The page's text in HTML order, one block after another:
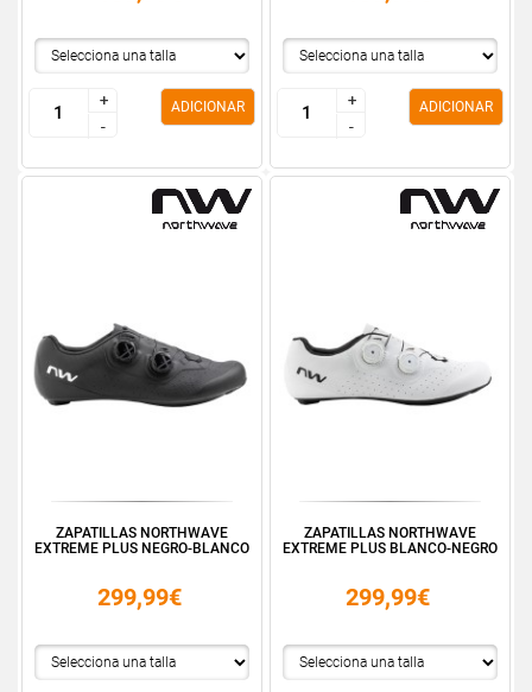
+
-
+
-
ADICIONAR
+
-
+
-
ADICIONAR
ZAPATILLAS NORTHWAVE
EXTREME PLUS NEGRO-BLANCO
299,99€
ZAPATILLAS NORTHWAVE
EXTREME PLUS BLANCO-NEGRO
299,99€